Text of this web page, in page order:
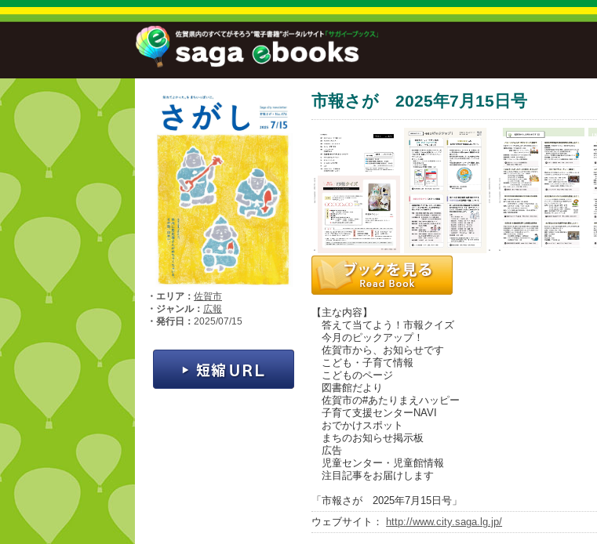
・エリア： 佐賀市
・ジャンル： 広報
・発行日： 2025/07/15
市報さが 2025年7月15日号
【主な内容】
答えて当てよう！市報クイズ
今月のピックアップ！
佐賀市から、お知らせです
こども・子育て情報
こどものページ
図書館だより
佐賀市の#あたりまえハッピー
子育て支援センターNAVI
おでかけスポット
まちのお知らせ掲示板
広告
児童センター・児童館情報
注目記事をお届けします
「市報さが 2025年7月15日号」
ウェブサイト： http://www.city.saga.lg.jp/